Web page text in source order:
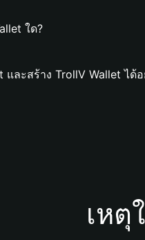
ใด?
ละสร้าง TrollV Wallet ได้อ
เหตุ